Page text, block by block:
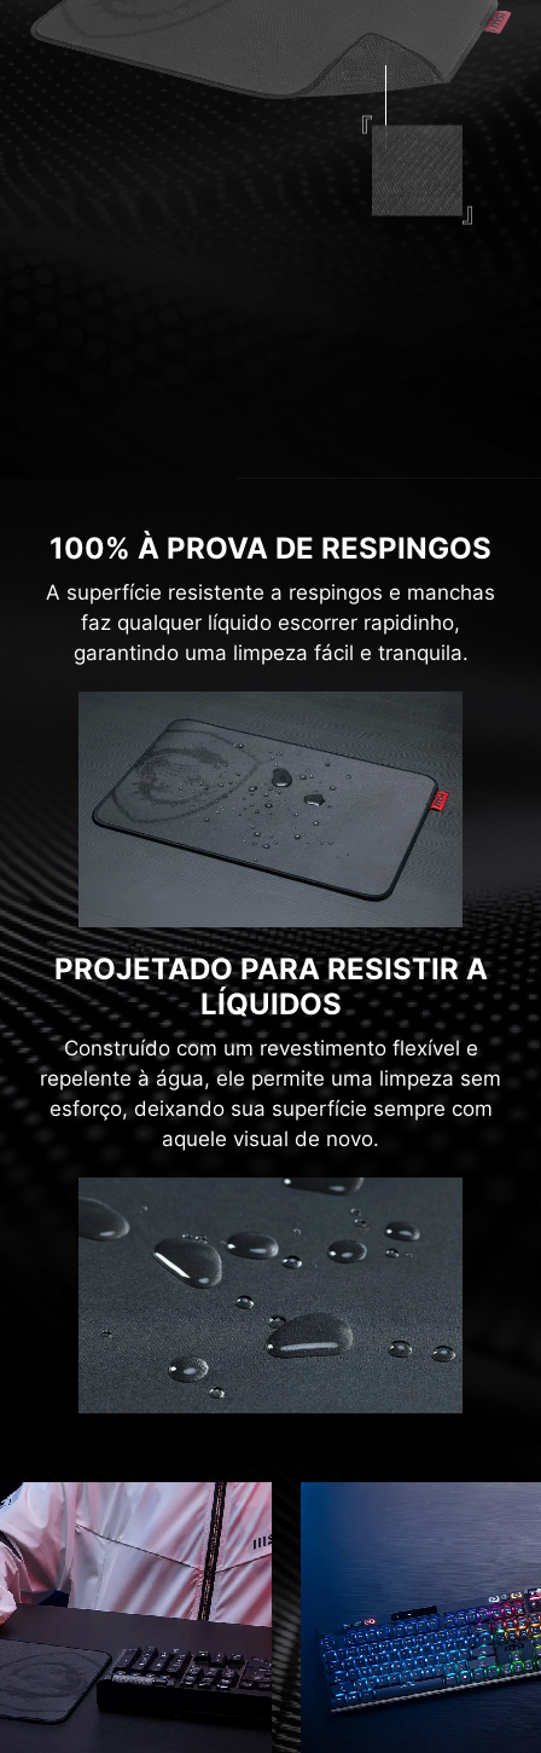
100% À PROVA DE RESPINGOS
A superfície resistente a respingos e manchas
faz qualquer líquido escorrer rapidinho,
garantindo uma limpeza fácil e tranquila.
PROJETADO PARA RESISTIR A
LÍQUIDOS
Construído com um revestimento flexível e
repelente à água, ele permite uma limpeza sem
esforço, deixando sua superfície sempre com
aquele visual de novo.